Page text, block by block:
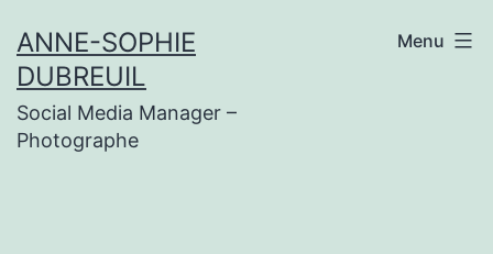
au
contenu
ANNE-SOPHIE
DUBREUIL
Social Media Manager –
Photographe
Menu